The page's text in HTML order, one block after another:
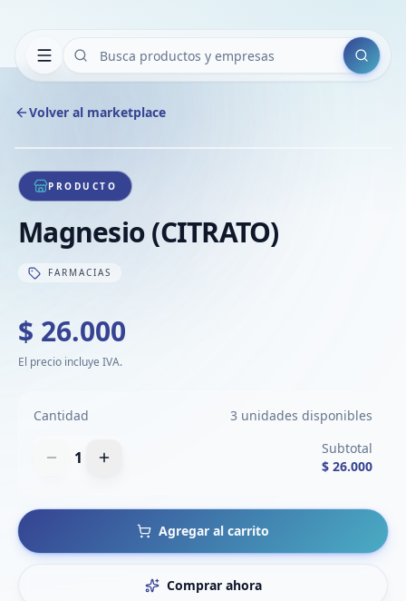
Buscar
Volver al marketplace
1/1
PRODUCTO
Magnesio (CITRATO)
FARMACIAS
$ 26.000
El precio incluye IVA.
Cantidad 3 unidades disponibles
1
Subtotal
$ 26.000
Agregar al carrito
Comprar ahora